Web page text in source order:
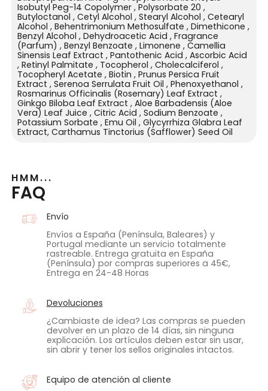
Isobutyl Peg-14 Copolymer , Polysorbate 20 ,
Butyloctanol , Cetyl Alcohol , Stearyl Alcohol , Cetearyl
Alcohol , Behentrimonium Methosulfate , Dimethicone ,
Benzyl Alcohol , Dehydroacetic Acid , Fragrance
(Parfum) , Benzyl Benzoate , Limonene , Camellia
Sinensis Leaf Extract , Pantothenic Acid , Ascorbic Acid
, Retinyl Palmitate , Tocopherol , Cholecalciferol ,
Tocopheryl Acetate , Biotin , Prunus Persica Fruit
Extract , Serenoa Serrulata Fruit Oil , Phenoxyethanol ,
Rosmarinus Officinalis (Rosemary) Leaf Extract ,
Ginkgo Biloba Leaf Extract , Aloe Barbadensis (Aloe
Vera) Leaf Juice , Citric Acid , Sodium Benzoate ,
Potassium Sorbate , Emu Oil , Glycyrrhiza Glabra Leaf
Extract, Carthamus Tinctorius (Safflower) Seed Oil
HMM...
FAQ
Envío
Envíos a España (Península, Baleares) y
Portugal mediante un servicio totalmente
rastreable. Entrega gratuita en España
(Península) por compras superiores a 45€,
Entrega en 24-48 Horas
Devoluciones
¿Cambiaste de idea? Las compras se pueden
devolver en un plazo de 14 días, sin ninguna
explicación. Los artículos deben estar sin usar,
sin abrir y tener los sellos originales intactos.
Equipo de atención al cliente